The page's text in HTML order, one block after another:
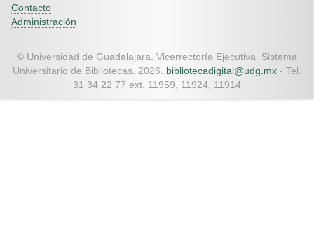
Contacto
Administración
© Universidad de Guadalajara. Vicerrectoría Ejecutiva. Sistema
Universitario de Bibliotecas. 2026. bibliotecadigital@udg.mx - Tel.
31 34 22 77 ext. 11959, 11924, 11914